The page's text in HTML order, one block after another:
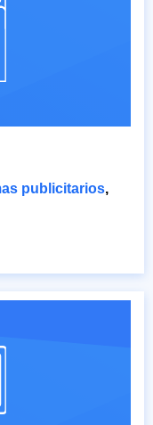
publicitarios,